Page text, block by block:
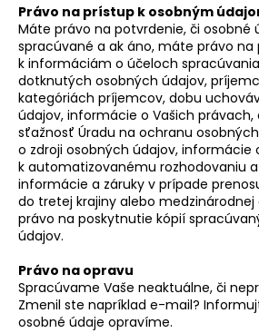
Právo na prístup k osobným
Máte právo na potvrdenie, či osobné
spracúvané a ak áno, máte právo na
k informáciám o účeloch
dotknutých osobných údajov,
kategóriách príjemcov, dobu
údajov, informácie o Vašich
sťažnosť Úradu na ochranu
o zdroji osobných údajov, informácie
k automatizovanému rozhodovaniu
informácie a záruky v prípade
do tretej krajiny alebo medzinárodnej
právo na poskytnutie kópií
údajov.
Právo na opravu
Spracúvame Vaše neaktuálne, či
Zmenil ste napríklad e-mail?
osobné údaje opravíme.